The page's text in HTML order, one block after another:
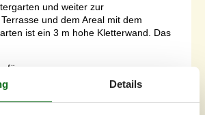
und weiter zur
und dem Areal mit dem
ist ein 3 m hohe Kletterwand. Das
Details